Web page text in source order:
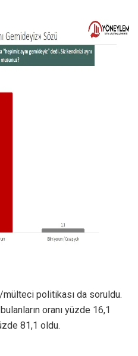
mülteci politikası da soruldu.
oranı yüzde 16,1
81,1 oldu.